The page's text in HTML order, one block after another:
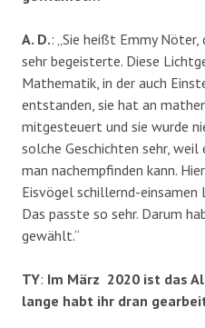
A. D.: „Sie heißt Emmy Nöter,
sehr begeisterte. Diese
Mathematik, in der auch
entstanden, sie hat an
mitgesteuert und sie wurde
solche Geschichten sehr, weil
man nachempfinden kann.
Eisvögel schillernd-
Das passte so sehr. Darum
gewählt.“
TY: Im März 2020 ist das
lange habt ihr dran